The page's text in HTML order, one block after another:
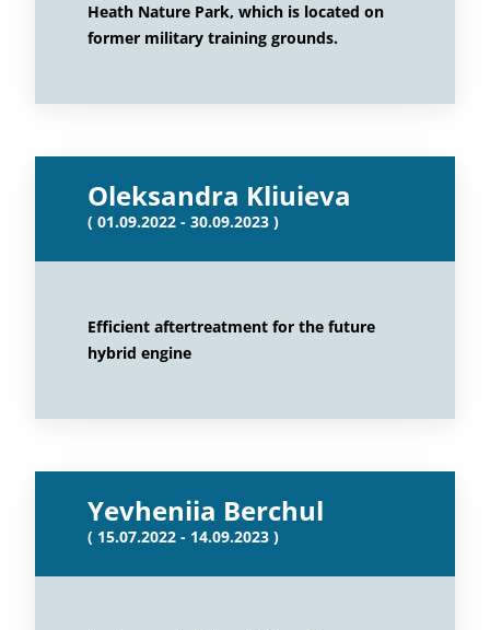
Heath Nature Park, which is located on
former military training grounds.
Oleksandra Kliuieva
( 01.09.2022 - 30.09.2023 )
Efficient aftertreatment for the future
hybrid engine
Yevheniia Berchul
( 15.07.2022 - 14.09.2023 )